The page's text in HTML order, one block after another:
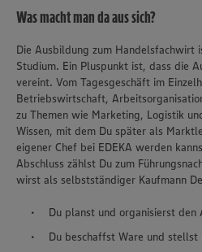
Was macht man da aus sich?
Die Ausbildung zum Handelsfachwirt
Studium. Ein Pluspunkt ist, dass die
vereint. Vom Tagesgeschäft im
Betriebswirtschaft,
zu Themen wie Marketing, Logistik
Wissen, mit dem Du später als
eigener Chef bei EDEKA werden
Abschluss zählst Du zum
wirst als selbstständiger Kaufmann
Du planst und organisierst den
Du beschaffst Ware und